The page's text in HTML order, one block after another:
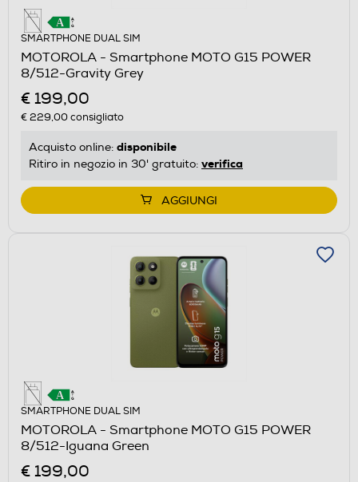
SMARTPHONE DUAL SIM
MOTOROLA - Smartphone MOTO G15 POWER
8/512-Gravity Grey
€ 199,00
€ 229,00consigliato
Acquisto online: disponibile
Ritiro in negozio in 30' gratuito: verifica
AGGIUNGI
SMARTPHONE DUAL SIM
MOTOROLA - Smartphone MOTO G15 POWER
8/512-Iguana Green
€ 199,00